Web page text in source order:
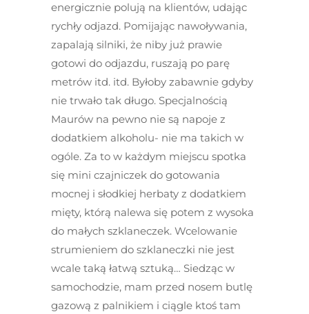
energicznie polują na klientów, udając
rychły odjazd. Pomijając nawoływania,
zapalają silniki, że niby już prawie
gotowi do odjazdu, ruszają po parę
metrów itd. itd. Byłoby zabawnie gdyby
nie trwało tak długo. Specjalnością
Maurów na pewno nie są napoje z
dodatkiem alkoholu- nie ma takich w
ogóle. Za to w każdym miejscu spotka
się mini czajniczek do gotowania
mocnej i słodkiej herbaty z dodatkiem
mięty, którą nalewa się potem z wysoka
do małych szklaneczek. Wcelowanie
strumieniem do szklaneczki nie jest
wcale taką łatwą sztuką… Siedząc w
samochodzie, mam przed nosem butlę
gazową z palnikiem i ciągle ktoś tam